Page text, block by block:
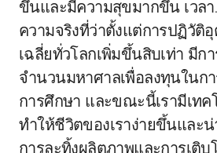
ขึ้นและมีความสุขมากขึ้น เวลา
ความจริงที่ว่าตั้งแต่การปฏิวัติ
เฉลี่ยทั่วโลกเพิ่มขึ้นสิบเท่า มีก
จำนวนมหาศาลเพื่อลงทุนในก
การศึกษา และขณะนี้เรามีเท
ทำให้ชีวิตของเราง่ายขึ้นและ
การละทิ้งผลิตภาพและการเติ